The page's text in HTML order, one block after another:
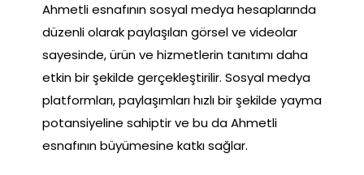
Ahmetli esnafının sosyal medya hesaplarında
düzenli olarak paylaşılan görsel ve videolar
sayesinde, ürün ve hizmetlerin tanıtımı daha
etkin bir şekilde gerçekleştirilir. Sosyal medya
platformları, paylaşımları hızlı bir şekilde yayma
potansiyeline sahiptir ve bu da Ahmetli
esnafının büyümesine katkı sağlar.